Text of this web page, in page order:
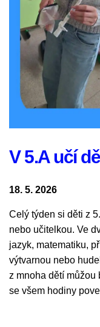
V 5.A učí
18. 5. 2026
Celý týden si děti z
nebo učitelkou. Ve
jazyk, matematiku,
výtvarnou nebo
z mnoha dětí můžou
se všem hodiny